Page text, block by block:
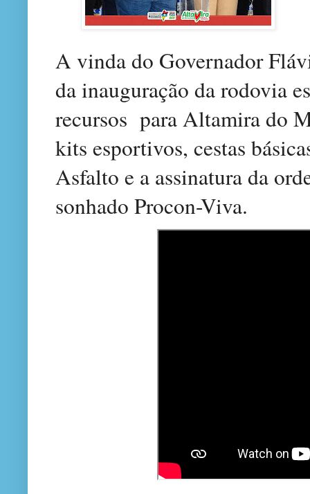
A vinda do Governador
da inauguração da rodovia
recursos para Altamira do
kits esportivos, cestas
Asfalto e a assinatura da
sonhado Procon-Viva.